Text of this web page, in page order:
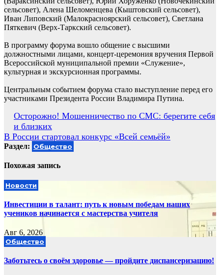
сельсовет), Алена Шеломенцева (Кыштовский сельсовет),
Иван Липовский (Малокрасноярский сельсовет), Светлана
Пяткевич (Верх-Таркский сельсовет).
В программу форума вошло общение с высшими
должностными лицами, концерт-церемония вручения Первой
Всероссийской муниципальной премии «Служение»,
культурная и экскурсионная программы.
Центральным событием форума стало выступление перед его
участниками Президента России Владимира Путина.
Навигация
по
записям
Осторожно! Мошенничество по СМС: берегите себя
и близких
В России стартовал конкурс «Всей семьёй»
Раздел: Общество
Похожая запись
Новости
Инвестиции в талант: путь к новым победам наших
учеников начинается с мастерства учителя
Авг 6, 2026
Общество
Заботьтесь о своём здоровье — пройдите диспансеризацию!